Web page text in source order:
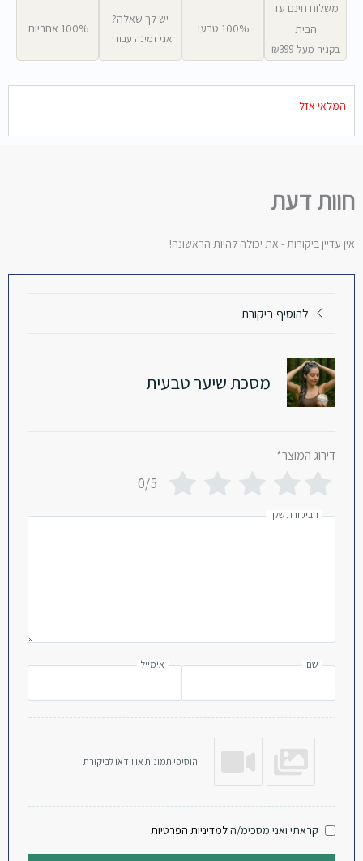
משלוח חינם עד
הבית
בקניה מעל ₪399
100% טבעי
יש לך שאלה?
אני זמינה עבורך
100% אחריות
המלאי אזל
חוות דעת
אין עדיין ביקורות - את יכולה להיות הראשונה!
להוסיף ביקורת
מסכת שיער טבעית
דירוג המוצר*
0/5
הביקורת שלך
שם אימייל
הוסיפי תמונות או וידאו לביקורת
קראתי ואני מסכימ/הלמדיניות הפרטיות